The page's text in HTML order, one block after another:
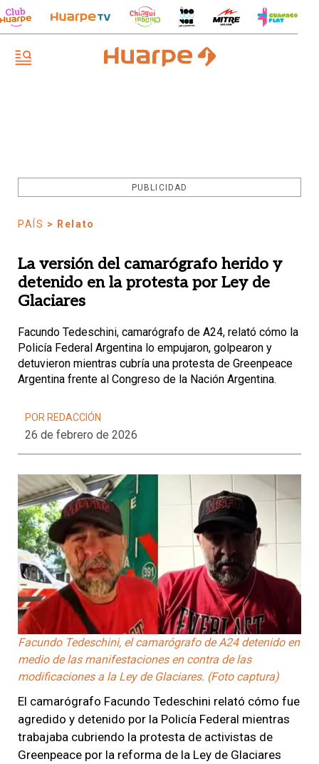
PUBLICIDAD
PAÍS > Relato
La versión del camarógrafo herido y
detenido en la protesta por Ley de
Glaciares
Facundo Tedeschini, camarógrafo de A24, relató cómo la
Policía Federal Argentina lo empujaron, golpearon y
detuvieron mientras cubría una protesta de Greenpeace
Argentina frente al Congreso de la Nación Argentina.
POR REDACCIÓN
26 de febrero de 2026
Facundo Tedeschini, el camarógrafo de A24 detenido en
medio de las manifestaciones en contra de las
modificaciones a la Ley de Glaciares. (Foto captura)
El camarógrafo Facundo Tedeschini relató cómo fue
agredido y detenido por la Policía Federal mientras
trabajaba cubriendo la protesta de activistas de
Greenpeace por la reforma de la Ley de Glaciares